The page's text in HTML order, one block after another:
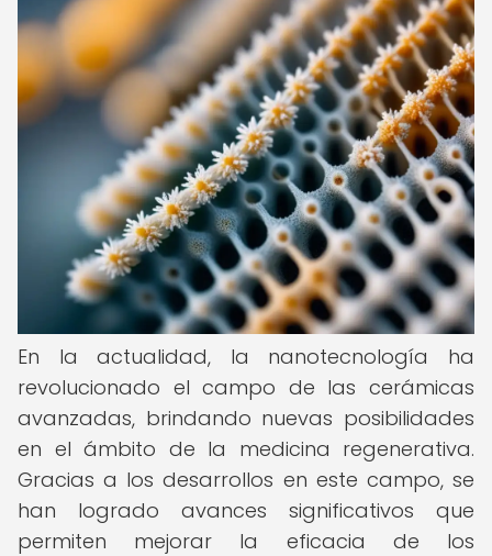
En la actualidad, la nanotecnología ha
revolucionado el campo de las cerámicas
avanzadas, brindando nuevas posibilidades
en el ámbito de la medicina regenerativa.
Gracias a los desarrollos en este campo, se
han logrado avances significativos que
permiten mejorar la eficacia de los